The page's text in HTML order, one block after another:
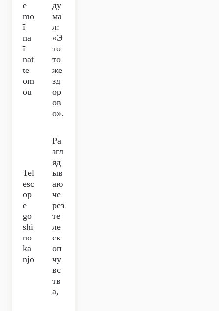
e
mo
ī
na
ī
nat
te
om
ou
ду
ма
л:
«Э
то
то
же
зд
ор
ов
о».
Tel
esc
op
e
go
shi
no
ka
njō
Ра
згл
яд
ыв
аю
че
рез
те
ле
ск
оп
чу
вс
тв
а,